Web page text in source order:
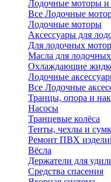
Лодочные моторы и
Все Лодочные
Лодочные моторы
Аксессуары для
Для лодочных
Масла для
Охлаждающие
Лодочные
Все Лодочные
Транцы, опора и
Насосы
Транцевые колёса
Тенты, чехлы и
Ремонт ПВХ
Вёсла
Держатели для
Средства спасения